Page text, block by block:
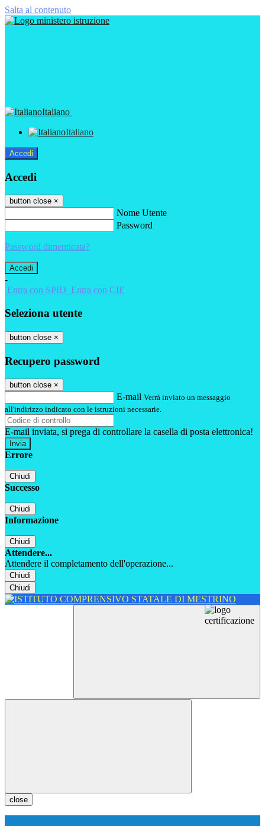
Salta al contenuto
Italiano
Italiano
Accedi
Accedi
button close ×
Nome Utente
Password
Password dimenticata?
-
Entra con SPID Entra con CIE
Seleziona utente
button close ×
Recupero password
button close ×
E-mail Verrà inviato un messaggio
all'indirizzo indicato con le istruzioni necessarie.
E-mail inviata, si prega di controllare la casella di posta elettronica!
Errore
Chiudi
Successo
Chiudi
Informazione
Chiudi
Attendere...
Attendere il completamento dell'operazione...
Chiudi
Chiudi
close